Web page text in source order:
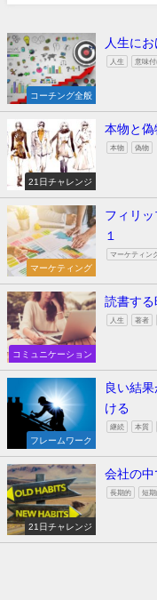
コーチング全般
人生に
人生 意味付
21日チャレンジ
本物と偽
本物 偽物
マーケティング
フィリ
１
マーケティン
コミュニケーション
読書する
人生 著者
フレームワーク
良い結
ける
継続 本質
21日チャレンジ
会社の中
長期的 短期